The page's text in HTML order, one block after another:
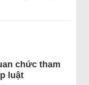
chức tham
luật